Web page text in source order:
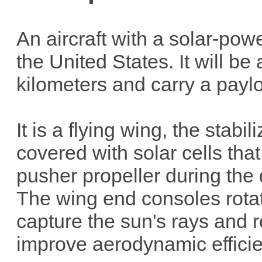
An aircraft with a solar-
the United States. It will be
kilometers and carry a
It is a flying wing, the
covered with solar cells
pusher propeller during
The wing end consoles
capture the sun's rays and
improve aerodynamic